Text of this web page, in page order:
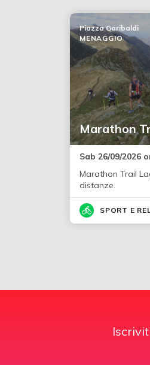
Marathon
Piazza Garibaldi
MENAGGIO
Sab 26/09/2026
Marathon Trail
distanze.
SPORT E